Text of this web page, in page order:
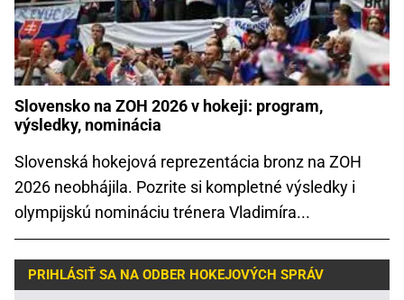
Slovensko na ZOH 2026 v hokeji: program,
výsledky, nominácia
Slovenská hokejová reprezentácia bronz na ZOH
2026 neobhájila. Pozrite si kompletné výsledky i
olympijskú nomináciu trénera Vladimíra...
PRIHLÁSIŤ SA NA ODBER HOKEJOVÝCH SPRÁV